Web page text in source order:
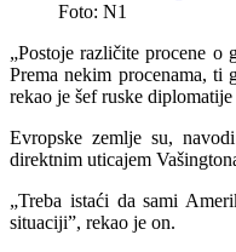
Foto: N1
„Postoje različite procene o
Prema nekim procenama, ti
rekao je šef ruske
Evropske zemlje su,
direktnim uticajem
„Treba istaći da sami
situaciji”, rekao je on.